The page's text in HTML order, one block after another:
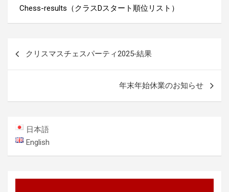
Chess-results（クラスDスタート順位リスト）
ー
シ
ョ
ン
クリスマスチェスパーティ2025‐結果
年末年始休業のお知らせ
日本語
English